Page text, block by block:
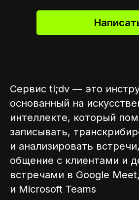
Сервис tl;dv — это
основанный на
интеллекте, который
записывать,
и анализировать
общение с клиентами и
встречами в Google
и Microsoft Teams